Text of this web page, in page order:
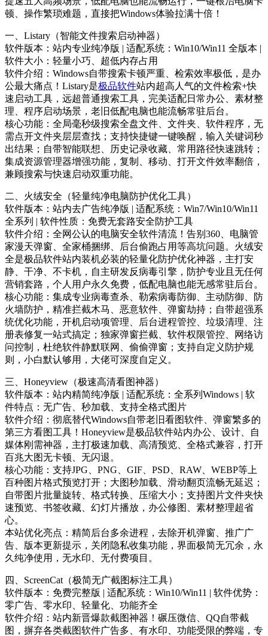
顿、操作繁琐难题，直接把Windows体验拉满十倍！
一、Listary（智能文件搜索启动神器）
软件版本：站内专业纯净版 | 适配系统：Win10/Win11 全版本 |
软件大小：轻量小巧、超低内存占用
软件介绍：Windows自带搜索卡顿严重、检索效率极低，是办
公最大痛点！Listary是极品软件站内超高人气的文件检索+快
速启动工具，远超普通搜索工具，完美适配日常办公、素材整
理、程序启动场景，老旧低配电脑也能流畅常驻后台。
核心功能：全局毫秒级搜索全盘文件、文件夹、软件程序，无
需点开文件夹层层查找；支持快捷键一键唤醒，输入关键词秒
出结果；自带智能联想、历史记录收藏、常用路径快速跳转；
集成资源管理器增强功能，复制、移动、打开文件效率翻倍，
兼顾搜索与快速启动双重功能。
二、火绒安全（轻量纯净电脑防护优化工具）
软件版本：站内去广告纯净版 | 适配系统：Win7/Win10/Win11
全系列 | 软件性质：免费无套路安全防护工具
软件介绍：全网公认的电脑安全软件清流！告别360、电脑管
家漫天弹窗、全家桶捆绑、后台偷跑占用等高坑问题。火绒安
全是极品软件站内装机必装的轻量化防护优化神器，主打安
静、干净、不卡机，自主研发反病毒引擎，防护专业且无任何
营销套路，个人用户永久免费，低配电脑也能无感常驻后台。
核心功能：集成专业病毒查杀、勒索病毒防御、主动防御、防
火墙防护，精准拦截木马、恶意软件、弹窗劫持；自带超强系
统优化功能，开机启动项管理、后台进程管控、垃圾清理、注
册表修复一站式搞定；独家弹窗拦截、软件权限管控、网络访
问控制，杜绝软件静默联网、偷偷弹窗；支持自定义防护规
则，小白默认够用，大佬可深度自定义。
三、Honeyview（极速高清看图神器）
软件版本：站内精简纯净版 | 适配系统：全系列Windows | 软
件特点：无广告、秒加载、支持全格式图片
软件介绍：彻底替代Windows自带老旧看图软件、弹窗繁多的
第三方看图工具！Honeyview是极品软件站内办公、设计、自
媒体刚需神器，主打极速加载、高清预览、全格式兼容，打开
百兆大图无卡顿、无闪退。
核心功能：支持JPG、PNG、GIF、PSD、RAW、WEBP等上
百种图片格式预览打开；大图秒加载、滑动翻页流畅无延迟；
自带图片批量旋转、格式转换、压缩大小；支持图片文件夹快
速预览、书签收藏、幻灯片播放，办公修图、素材整理超省
心。
本站优化亮点：精简后台多余进程，去除开机弹窗、推广广
告、版本更新提示，关闭隐私收集功能，界面极简无冗余，永
久纯净使用，无水印、无付费项目。
四、ScreenCat（极简无广截图标注工具）
软件版本：免费完整版 | 适配系统：Win10/Win11 | 软件优势：
零广告、零水印、轻量化、功能齐全
软件介绍：站内新晋爆款截图神器！碾压微信、QQ自带截
图，摒弃各类截图软件广告多、有水印、功能受限的弊端，专